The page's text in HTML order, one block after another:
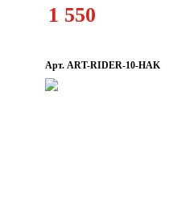
1 550
Арт. ART-RIDER-10-HAK